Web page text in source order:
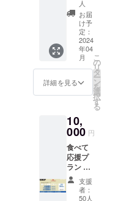
が可能
です。
・複数
購入の
場合も
お送り
する
メッ
セージ
ただき
ます。
・応援
コメン
トも励
みにな
りま
す。
る飲食
チケッ
トで
す。 ・
感謝の
お手紙
・店舗
利用お
食事券
発行か
ら1年で
5,500円
分のチ
ケット
です。
人
お届
け予
定：
2024
年04
月
詳細を見る
こ
の
リ
タ
ー
ン
を
選
択
す
る
10,
000 円
食べて
応援プ
ラン 店
舗でご
利用い
ただけ
支援
者：
50人